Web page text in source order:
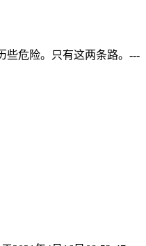
些危险。只有这两条路。---